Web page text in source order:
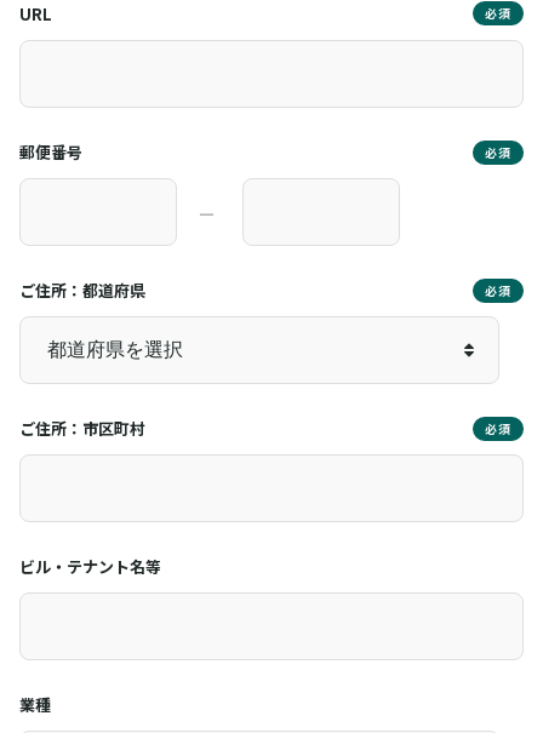
URL 必須
郵便番号 必須
―
ご住所：都道府県 必須
ご住所：市区町村 必須
ビル・テナント名等
業種